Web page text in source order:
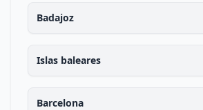
Badajoz
Islas baleares
Barcelona